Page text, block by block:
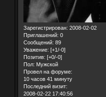
Зарегистрирован: 2008-02-02
Приглашений: 0
Сообщений: 89
Уважение: [+1/-0]
Позитив: [+0/-0]
Пол: Мужской
Провел на форуме:
10 часов 41 минуту
Последний визит:
2008-02-22 17:40:56